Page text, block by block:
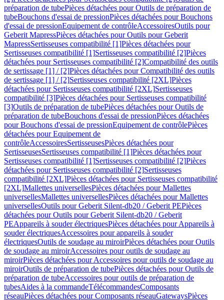
préparation de tubePièces détachées pour Outils de préparation de
tubeBouchons d'essai de pressionPièces détachées pour Bouchons
d'essai de pressionEquipement de contrôleAccessoiresOutils pour
Geberit MapressPièces détachées pour Outils pour Geberit
MapressSertisseuses compatibilité [1]Pièces détachées pour
Sertisseuses compatibilité [1]Sertisseuses compatibilité [2]Pièces
détachées pour Sertisseuses compatibilité [2]Compatibilité des outils
de sertissage [1] / [2]Pièces détachées pour Compatibilité des outils
de sertissage [1] / [2]Sertisseuses compatibilité [2XL]Pièces
détachées pour Sertisseuses compatibilité [2XL]Sertisseuses
compatibilité [3]Pièces détachées pour Sertisseuses compatibilité
[3]Outils de préparation de tubePièces détachées pour Outils de
préparation de tubeBouchons d'essai de pressionPièces détachées
pour Bouchons d'essai de pressionEquipement de contrôlePièces
détachées pour Equipement de
contrôleAccessoiresSertisseusesPièces détachées pour
SertisseusesSertisseuses compatibilité [1]Pièces détachées pour
Sertisseuses compatibilité [1]Sertisseuses compatibilité [2]Pièces
détachées pour Sertisseuses compatibilité [2]Sertisseuses
compatibilité [2XL]Pièces détachées pour Sertisseuses compatibilité
[2XL]Mallettes universellesPièces détachées pour Mallettes
universellesMallettes universellesPièces détachées pour Mallettes
universellesOutils pour Geberit Silent-db20 / Geberit PEPièces
détachées pour Outils pour Geberit Silent-db20 / Geberit
PEAppareils à souder électriquesPièces détachées pour Appareils à
souder électriquesAccessoires pour appareils à souder
électriquesOutils de soudage au miroirPièces détachées pour Outils
de soudage au miroirAccessoires pour outils de soudage au
miroirPièces détachées pour Accessoires pour outils de soudage au
miroirOutils de préparation de tubePièces détachées pour Outils de
préparation de tubeAccessoires pour outils de préparation de
tubesAides à la commandeTélécommandesComposants
réseauPièces détachées pour Composants réseauGatewaysPièces